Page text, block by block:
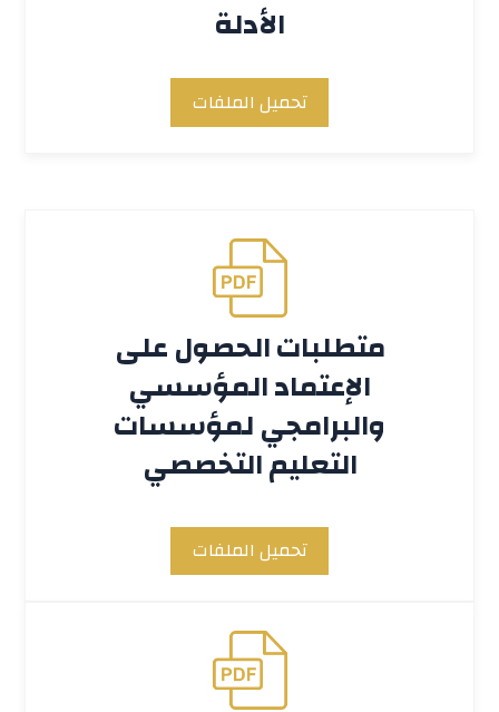
الأدلة
تحميل الملفات
متطلبات الحصول على
الإعتماد المؤسسي
والبرامجي لمؤسسات
التعليم التخصصي
تحميل الملفات